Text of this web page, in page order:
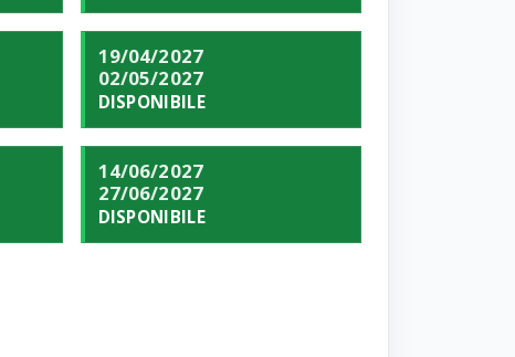
19/04/2027
02/05/2027
DISPONIBILE
14/06/2027
27/06/2027
DISPONIBILE